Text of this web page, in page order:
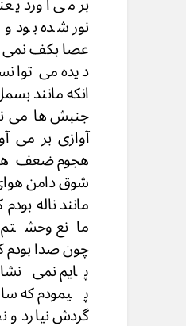
نور شده بود
عصا بکف
دیده می
انکه مانند
جنبش ها می
آوازی بر می
هجوم ضعف
شوق دامن
مانند ناله
مانع وحشتم
چون صدا بودم
پایم نمی
پیمودم که
گردش نیارد و